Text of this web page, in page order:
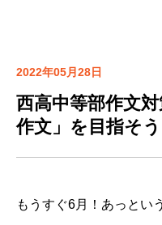
2022年05月28日
西高中等部作文
作文」を目指そう
もうすぐ6月！あっとい